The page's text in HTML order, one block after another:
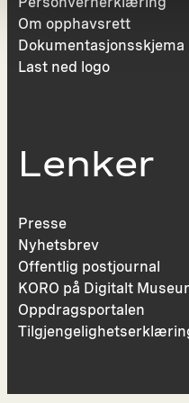
Om opphavsrett
Dokumentasjonsskjema
Last ned logo
Lenker
Presse
Nyhetsbrev
Offentlig postjournal
KORO på Digitalt
Oppdragsportalen